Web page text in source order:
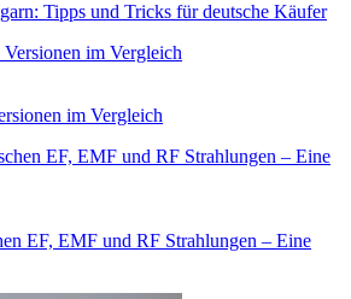
Tipps und Tricks für deutsche Käufer
im Vergleich
EF, EMF und RF Strahlungen – Eine